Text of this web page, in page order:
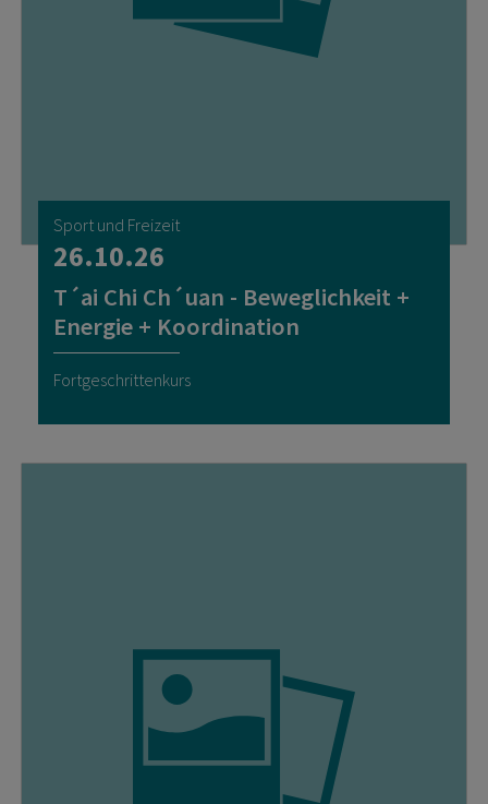
Sport und Freizeit
26.10.26
T´ai Chi Ch´uan - Beweglichkeit +
Energie + Koordination
Fortgeschrittenkurs